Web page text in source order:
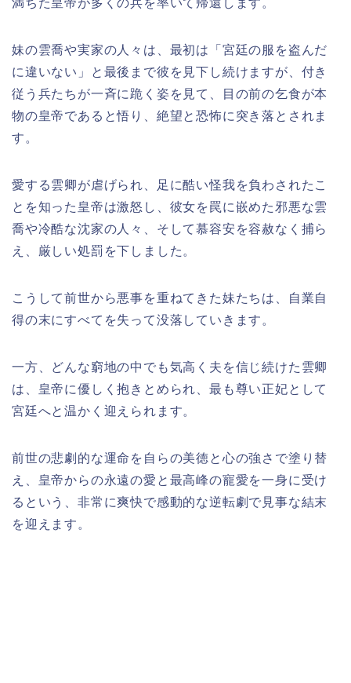
満ちた皇帝が多くの兵を率いて帰還します。
妹の雲喬や実家の人々は、最初は「宮廷の服を盗んだ
に違いない」と最後まで彼を見下し続けますが、付き
従う兵たちが一斉に跪く姿を見て、目の前の乞食が本
物の皇帝であると悟り、絶望と恐怖に突き落とされま
す。
愛する雲卿が虐げられ、足に酷い怪我を負わされたこ
とを知った皇帝は激怒し、彼女を罠に嵌めた邪悪な雲
喬や冷酷な沈家の人々、そして慕容安を容赦なく捕ら
え、厳しい処罰を下しました。
こうして前世から悪事を重ねてきた妹たちは、自業自
得の末にすべてを失って没落していきます。
一方、どんな窮地の中でも気高く夫を信じ続けた雲卿
は、皇帝に優しく抱きとめられ、最も尊い正妃として
宮廷へと温かく迎えられます。
前世の悲劇的な運命を自らの美徳と心の強さで塗り替
え、皇帝からの永遠の愛と最高峰の寵愛を一身に受け
るという、非常に爽快で感動的な逆転劇で見事な結末
を迎えます。